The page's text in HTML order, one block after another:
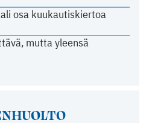
osa kuukautiskiertoa
mutta yleensä